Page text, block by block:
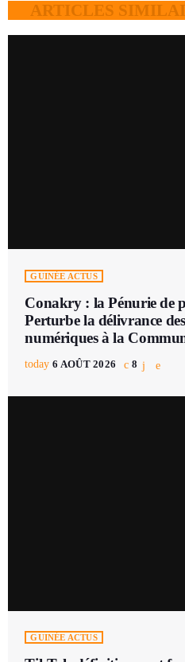
ARTICLES
GUINÉE ACTUS
Conakry : la Pénurie de
Perturbe la délivrance
numériques à la
today 6 AOÛT 2026 8
GUINÉE ACTUS